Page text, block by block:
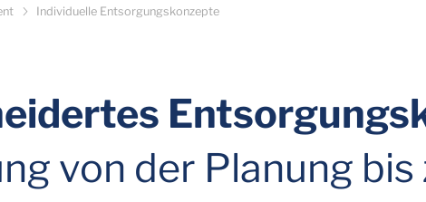
Individuelle Entsorgungskonzepte
von der Planung bis